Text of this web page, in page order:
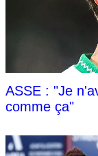
ASSE : "Je
comme ça"